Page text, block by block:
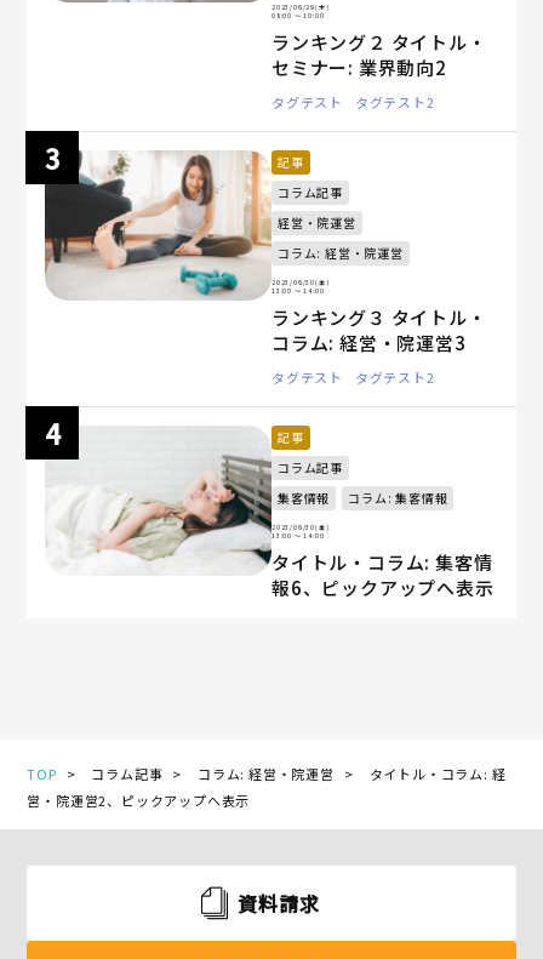
2023/06/29(木)
08:00 〜 10:00
ランキング２ タイトル・
セミナー: 業界動向2
タグテスト タグテスト2
記事
コラム記事
経営・院運営
コラム: 経営・院運営
2023/06/30(金)
13:00 〜 14:00
ランキング３ タイトル・
コラム: 経営・院運営3
タグテスト タグテスト2
記事
コラム記事
集客情報
コラム: 集客情報
2023/06/30(金)
13:00 〜 14:00
タイトル・コラム: 集客情
報6、ピックアップへ表示
TOP コラム記事 コラム: 経営・院運営
タイトル・コラム: 経
営・院運営2、ピックアップへ表示
資料請求